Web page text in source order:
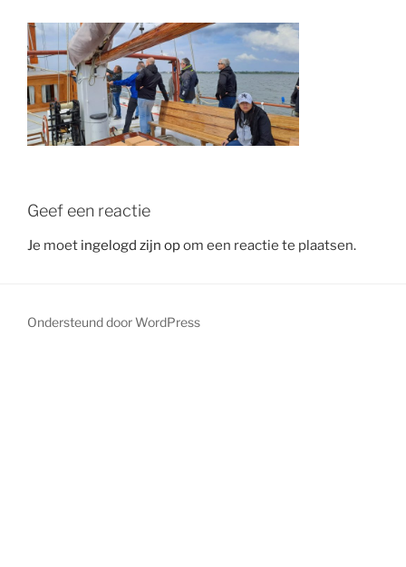
Geef een reactie
Je moet ingelogd zijn opom een reactie te plaatsen.
Ondersteund door WordPress